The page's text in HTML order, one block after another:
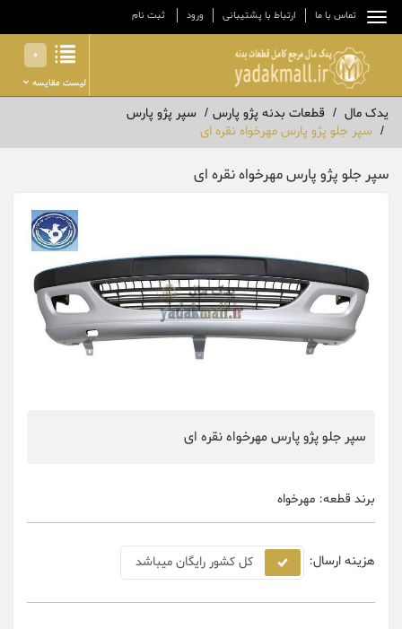
تماس با ما ارتباط با پشتیبانی ورود ثبت نام
0
لیست مقایسه
یدک مال قطعات بدنه پژو پارس
سپر پژو پارس
سپر جلو پژو پارس مهرخواه نقره ای
سپر جلو پژو پارس مهرخواه نقره ای
سپر جلو پژو پارس مهرخواه نقره ای
برند قطعه: مهرخواه
هزینه ارسال: کل کشور رایگان میباشد